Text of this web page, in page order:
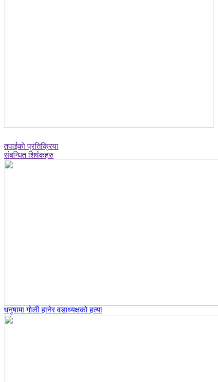
तपाईको प्रतिक्रिया
संबन्धित शिर्षकहरु
धनुषामा गोली हानेर वडाध्यक्षको हत्या